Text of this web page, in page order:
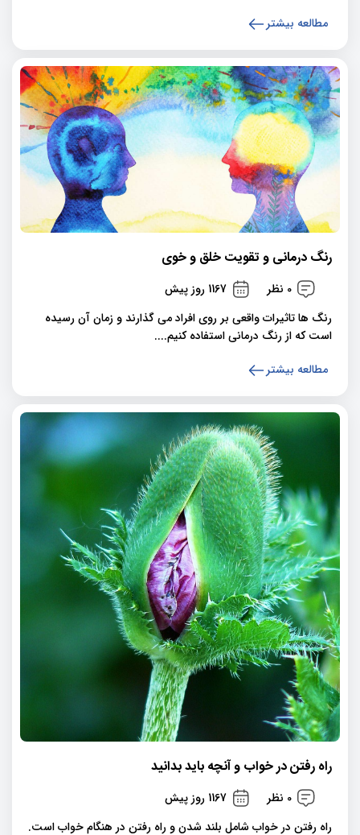
مطالعه بیشتر
رنگ درمانی و تقویت خلق و خوی
0 نظر
1167 روز پیش
رنگ ها تاثیرات واقعی بر روی افراد می گذارند و زمان آن رسیده
است که از رنگ درمانی استفاده کنیم....
مطالعه بیشتر
راه رفتن در خواب و آنچه باید بدانید
0 نظر
1167 روز پیش
راه رفتن در خواب شامل بلند شدن و راه رفتن در هنگام خواب است.